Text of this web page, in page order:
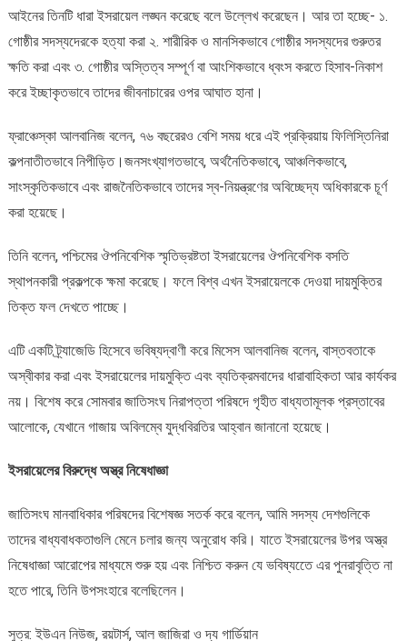
আইনের তিনটি ধারা ইসরায়েল লঙ্ঘন করেছে বলে উল্লেখ করেছেন। আর তা হচ্ছে- ১.
গোষ্ঠীর সদস্যদেরকে হত্যা করা ২. শারীরিক ও মানসিকভাবে গোষ্ঠীর সদস্যদের গুরুতর
ক্ষতি করা এবং ৩. গোষ্ঠীর অস্তিত্ব সম্পূর্ণ বা আংশিকভাবে ধ্বংস করতে হিসাব-নিকাশ
করে ইচ্ছাকৃতভাবে তাদের জীবনাচারের ওপর আঘাত হানা।
ফ্রাঞ্চেস্কা আলবানিজ বলেন, ৭৬ বছরেরও বেশি সময় ধরে এই প্রক্রিয়ায় ফিলিস্তিনিরা
কল্পনাতীতভাবে নিপীড়িত।জনসংখ্যাগতভাবে, অর্থনৈতিকভাবে, আঞ্চলিকভাবে,
সাংস্কৃতিকভাবে এবং রাজনৈতিকভাবে তাদের স্ব-নিয়ন্ত্রণের অবিচ্ছেদ্য অধিকারকে চূর্ণ
করা হয়েছে।
তিনি বলেন, পশ্চিমের ঔপনিবেশিক স্মৃতিভ্রষ্টতা ইসরায়েলের ঔপনিবেশিক বসতি
স্থাপনকারী প্রকল্পকে ক্ষমা করেছে। ফলে বিশ্ব এখন ইসরায়েলকে দেওয়া দায়মুক্তির
তিক্ত ফল দেখতে পাচ্ছে।
এটি একটি ট্র্যাজেডি হিসেবে ভবিষ্যদ্বাণী করে মিসেস আলবানিজ বলেন, বাস্তবতাকে
অস্বীকার করা এবং ইসরায়েলের দায়মুক্তি এবং ব্যতিক্রমবাদের ধারাবাহিকতা আর কার্যকর
নয়। বিশেষ করে সোমবার জাতিসংঘ নিরাপত্তা পরিষদে গৃহীত বাধ্যতামূলক প্রস্তাবের
আলোকে, যেখানে গাজায় অবিলম্বে যুদ্ধবিরতির আহ্বান জানানো হয়েছে।
ইসরায়েলের বিরুদ্ধে অস্ত্র নিষেধাজ্ঞা
জাতিসংঘ মানবাধিকার পরিষদের বিশেষজ্ঞ সতর্ক করে বলেন, আমি সদস্য দেশগুলিকে
তাদের বাধ্যবাধকতাগুলি মেনে চলার জন্য অনুরোধ করি। যাতে ইসরায়েলের উপর অস্ত্র
নিষেধাজ্ঞা আরোপের মাধ্যমে শুরু হয় এবং নিশ্চিত করুন যে ভবিষ্যতেে এর পুনরাবৃত্তি না
হতে পারে, তিনি উপসংহারে বলেছিলেন।
সুত্র: ইউএন নিউজ, রয়টার্স, আল জাজিরা ও দ্য গার্ডিয়ান